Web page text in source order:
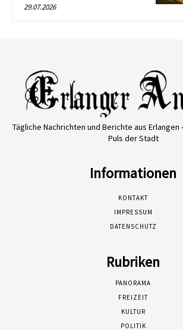
29.07.2026
Tägliche Nachrichten und Berichte aus Erlangen
Puls der Stadt
Informationen
KONTAKT
IMPRESSUM
DATENSCHUTZ
Rubriken
PANORAMA
FREIZEIT
KULTUR
POLITIK